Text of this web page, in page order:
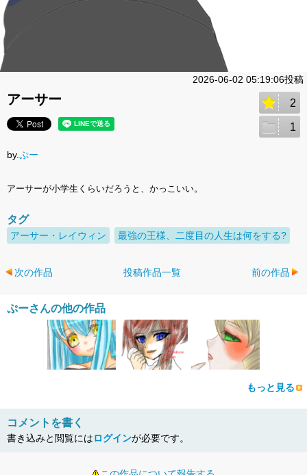
2026-06-02 05:19:06投稿
アーサー 2
1
by.ぷー
アーサーが小学生くらいだろうと、かっこいい。
タグ
アーサー・レイウィン 最強の王様、二度目の人生は何をする?
次の作品 投稿作品一覧 前の作品
ぷーさんの他の作品
もっと見る
コメントを書く
書き込みと閲覧にはログインが必要です。